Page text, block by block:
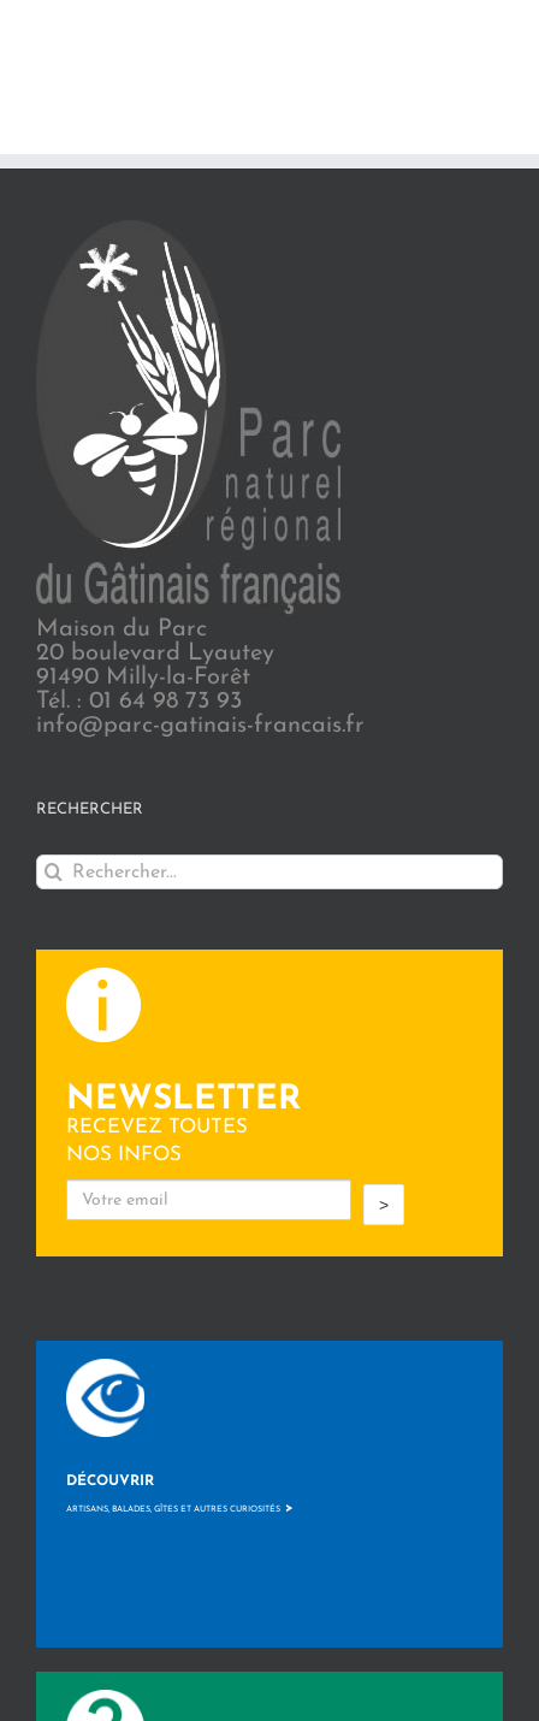
Maison du Parc
20 boulevard Lyautey
91490 Milly-la-Forêt
Tél. : 01 64 98 73 93
info@parc-gatinais-francais.fr
RECHERCHER
Rechercher:
NEWSLETTER
RECEVEZ TOUTES
NOS INFOS
>
DÉCOUVRIR
ARTISANS, BALADES, GÎTES ET AUTRES CURIOSITÉS >